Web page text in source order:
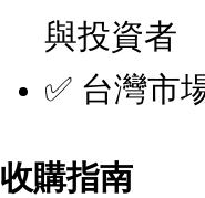
與投資者
✅ 台灣市
收購指南